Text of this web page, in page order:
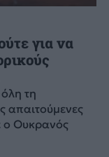
για να
τη
απαιτούμενες
ο Ουκρανός